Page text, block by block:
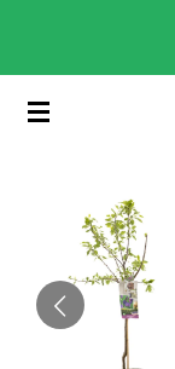
de